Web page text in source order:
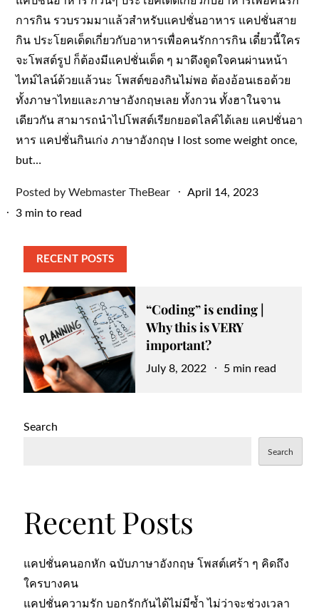
การกิน รวบรวมมาแล้วสำหรับแคปชั่นอาหาร แคปชั่นสาย
กิน ประโยคเด็ดเกี่ยวกับอาหารเพื่อคนรักการกิน เดี๋ยวนี้ใคร
จะโพสต์รูป ก็ต้องมีแคปชั่นเด็ด ๆ มาดึงดูดใจคนผ่านหน้า
ไทม์ไลน์ด้วยแล้วนะ โพสต์ของกินไม่พอ ต้องอ้อนเธอด้วย
ทั้งภาษาไทยและภาษาอังกฤษเลย ทั้งกวน ทั้งฮาในจาน
เดียวกัน สามารถนำไปโพสต์เรียกยอดไลค์ได้เลย แคปชั่นอา
หาร แคปชั่นกินเก่ง ภาษาอังกฤษ I lost some weight once,
but…
Posted byWebmaster TheBear
Posted
April 14, 2023
3 min to read
RECENT POSTS
“Coding” is ending |
Why this is VERY
important?
Posted
July 8, 2022 5 min read
Search
Search
Recent Posts
แคปชั่นคนอกหัก ฉบับภาษาอังกฤษ โพสต์เศร้า ๆ คิดถึง
ใครบางคน
แคปชั่นความรัก บอกรักกันได้ไม่มีซ้ำ ไม่ว่าจะช่วงเวลา